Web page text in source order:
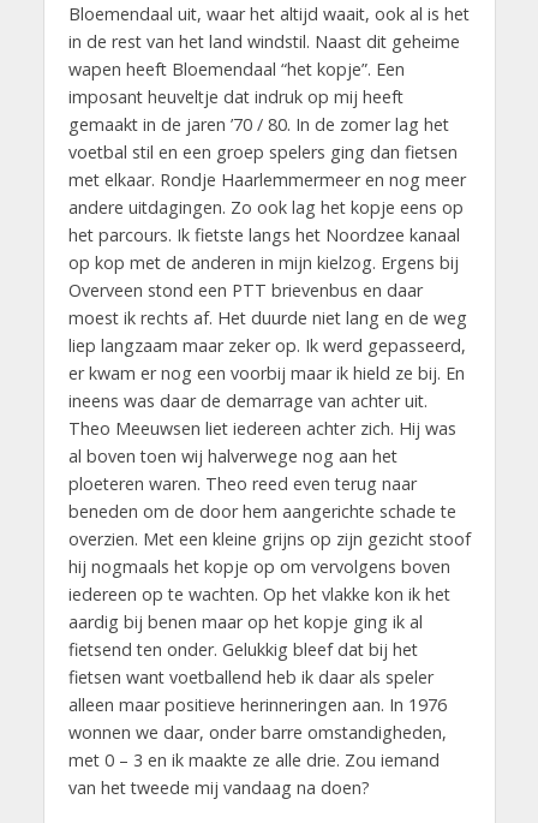
Bloemendaal uit, waar het altijd waait, ook al is het
in de rest van het land windstil. Naast dit geheime
wapen heeft Bloemendaal “het kopje”. Een
imposant heuveltje dat indruk op mij heeft
gemaakt in de jaren ’70 / 80. In de zomer lag het
voetbal stil en een groep spelers ging dan fietsen
met elkaar. Rondje Haarlemmermeer en nog meer
andere uitdagingen. Zo ook lag het kopje eens op
het parcours. Ik fietste langs het Noordzee kanaal
op kop met de anderen in mijn kielzog. Ergens bij
Overveen stond een PTT brievenbus en daar
moest ik rechts af. Het duurde niet lang en de weg
liep langzaam maar zeker op. Ik werd gepasseerd,
er kwam er nog een voorbij maar ik hield ze bij. En
ineens was daar de demarrage van achter uit.
Theo Meeuwsen liet iedereen achter zich. Hij was
al boven toen wij halverwege nog aan het
ploeteren waren. Theo reed even terug naar
beneden om de door hem aangerichte schade te
overzien. Met een kleine grijns op zijn gezicht stoof
hij nogmaals het kopje op om vervolgens boven
iedereen op te wachten. Op het vlakke kon ik het
aardig bij benen maar op het kopje ging ik al
fietsend ten onder. Gelukkig bleef dat bij het
fietsen want voetballend heb ik daar als speler
alleen maar positieve herinneringen aan. In 1976
wonnen we daar, onder barre omstandigheden,
met 0 – 3 en ik maakte ze alle drie. Zou iemand
van het tweede mij vandaag na doen?